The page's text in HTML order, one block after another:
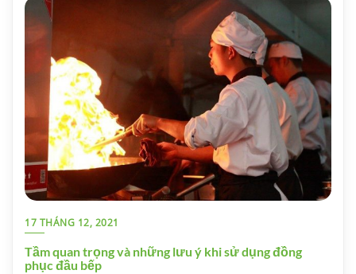
17 THÁNG 12, 2021
Tầm quan trọng và những lưu ý khi sử dụng đồng
phục đầu bếp